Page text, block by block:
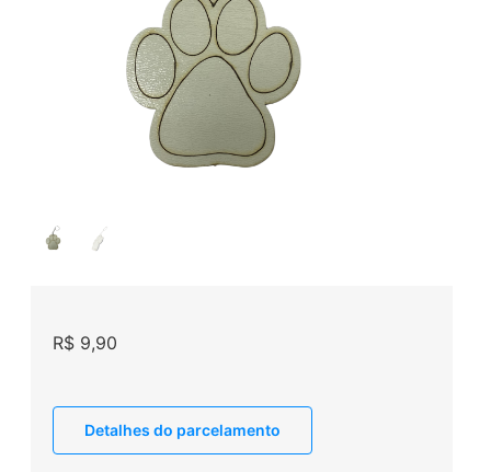
R$9,90
Detalhes do parcelamento